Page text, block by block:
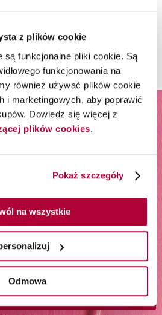
z plików cookie
są funkcjonalne pliki cookie. Są
funkcjonowania na
również używać plików cookie
i marketingowych, aby poprawić
Dowiedz się więcej z
plików cookies.
Pokaż szczegóły
na wszystkie
Odmowa
NEWSLETTERA I
RABATU NA
ZAKUPY*
Obejmuje marki Wella
Wella Care, Wella Technik i
i Londa Professional.
Zapisz się